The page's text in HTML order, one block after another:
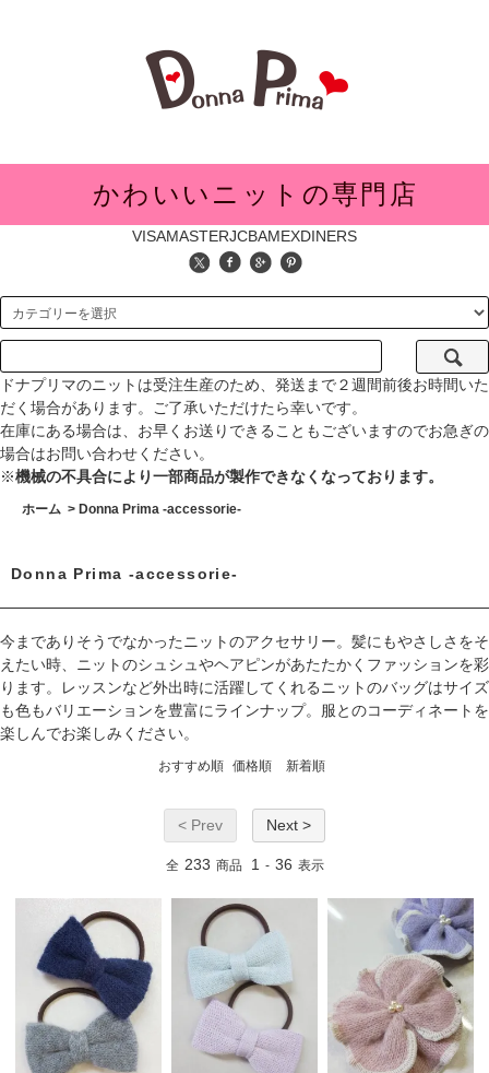
かわいいニットの専門店
VISAMASTERJCBAMEXDINERS
ドナプリマのニットは受注生産のため、発送まで２週間前後お時間いた
だく場合があります。ご了承いただけたら幸いです。
在庫にある場合は、お早くお送りできることもございますのでお急ぎの
場合はお問い合わせください。
※機械の不具合により一部商品が製作できなくなっております。
ホーム > Donna Prima -accessorie-
Donna Prima -accessorie-
今までありそうでなかったニットのアクセサリー。髪にもやさしさをそ
えたい時、ニットのシュシュやヘアピンがあたたかくファッションを彩
ります。レッスンなど外出時に活躍してくれるニットのバッグはサイズ
も色もバリエーションを豊富にラインナップ。服とのコーディネートを
楽しんでお楽しみください。
おすすめ順 価格順 新着順
< Prev Next >
全 233 商品 1 - 36 表示